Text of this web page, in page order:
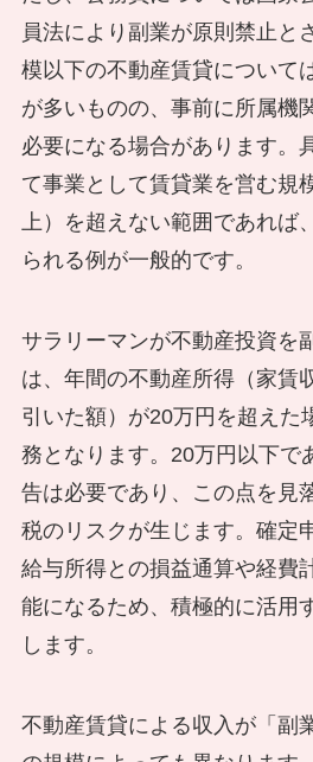
員法により副業が原則禁止と
模以下の不動産賃貸について
が多いものの、事前に所属機
必要になる場合があります。
て事業として賃貸業を営む規
上）を超えない範囲であれば
られる例が一般的です。
サラリーマンが不動産投資を
は、年間の不動産所得（家賃
引いた額）が20万円を超えた
務となります。20万円以下で
告は必要であり、この点を見
税のリスクが生じます。確定
給与所得との損益通算や経費
能になるため、積極的に活用
します。
不動産賃貸による収入が「副